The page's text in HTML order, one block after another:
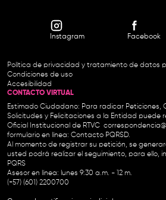
Instagram Facebook
Política de privacidad y tratamiento de datos
Condiciones de uso
Accesibilidad
CONTACTO VIRTUAL
Estimado Ciudadano: Para radicar Peticiones,
Solicitudes y Felicitaciones a la Entidad puede
Oficial Institucional de RTVC
formulario en línea: Contacto PQRSD.
Al momento de registrar su petición, se
usted podrá realizar el seguimiento, para ello,
PQRS
Asesor en línea: lunes 9:30 a.m. - 12 m.
(+57) (601) 2200700